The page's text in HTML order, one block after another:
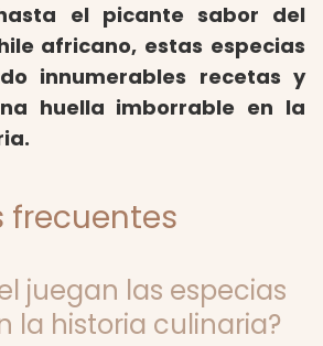
el picante sabor del
africano, estas especias
innumerables recetas y
huella imborrable en la
frecuentes
juegan las especias
la historia culinaria?